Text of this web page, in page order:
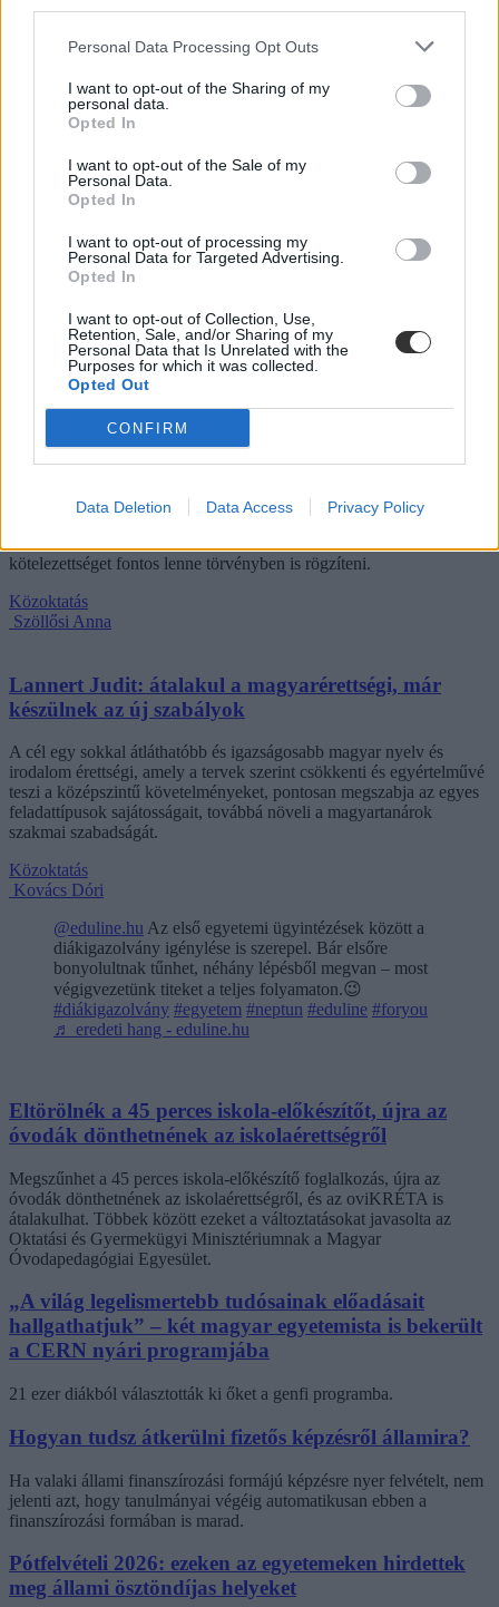
Personal Data Processing Opt Outs
I want to opt-out of the Sharing of my
personal data.
Opted In
I want to opt-out of the Sale of my
Personal Data.
Opted In
I want to opt-out of processing my
Personal Data for Targeted Advertising.
Opted In
I want to opt-out of Collection, Use,
Retention, Sale, and/or Sharing of my
Personal Data that Is Unrelated with the
Purposes for which it was collected.
Opted Out
CONFIRM
Data Deletion Data Access Privacy Policy
Dolgoznának az egyetem mellett, mégsem
vállalhatnak diákmunkát – több mint százezer
levelezős hallgatót érinthet a szabály
„Szinte bárhol voltam állásinterjún, mikor megtudták, hogy levelező
tagozatos hallgató vagyok, egyből húzni kezdték a szájukat” –
azonban korántsem egyedi.
Campus life
Nagy változások jönnek a kompetenciamérésben a
2026/27-es tanévtől
Az 5., 7., 9. és 11. évfolyam teljesen kikerül az országos
kompetenciamérésből, és több tárgy mérése is megszűnik.
Közoktatás
Szöllősi Anna
PDSZ: „A pedagógushiányt nem elrejteni kell,
kötelezettséget fontos lenne törvényben is rögzíteni.
Közoktatás
Szöllősi Anna
Lannert Judit: átalakul a magyarérettségi, már
készülnek az új szabályok
A cél egy sokkal átláthatóbb és igazságosabb magyar nyelv és
irodalom érettségi, amely a tervek szerint csökkenti és egyértelművé
teszi a középszintű követelményeket, pontosan megszabja az egyes
feladattípusok sajátosságait, továbbá növeli a magyartanárok
szakmai szabadságát.
Közoktatás
Kovács Dóri
@eduline.hu Az első egyetemi ügyintézések között a
diákigazolvány igénylése is szerepel. Bár elsőre
bonyolultnak tűnhet, néhány lépésből megvan – most
végigvezetünk titeket a teljes folyamaton.😉
#diákigazolvány #egyetem #neptun #eduline #foryou
♬ eredeti hang - eduline.hu
Eltörölnék a 45 perces iskola-előkészítőt, újra az
óvodák dönthetnének az iskolaérettségről
Megszűnhet a 45 perces iskola-előkészítő foglalkozás, újra az
óvodák dönthetnének az iskolaérettségről, és az oviKRÉTA is
átalakulhat. Többek között ezeket a változtatásokat javasolta az
Oktatási és Gyermekügyi Minisztériumnak a Magyar
Óvodapedagógiai Egyesület.
„A világ legelismertebb tudósainak előadásait
hallgathatjuk” – két magyar egyetemista is bekerült
a CERN nyári programjába
21 ezer diákból választották ki őket a genfi programba.
Hogyan tudsz átkerülni fizetős képzésről államira?
Ha valaki állami finanszírozási formájú képzésre nyer felvételt, nem
jelenti azt, hogy tanulmányai végéig automatikusan ebben a
finanszírozási formában is marad.
Pótfelvételi 2026: ezeken az egyetemeken hirdettek
meg állami ösztöndíjas helyeket